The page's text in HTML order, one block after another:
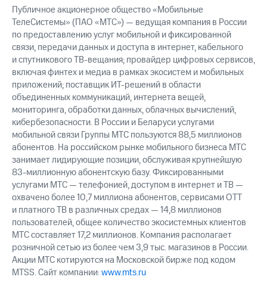
и
аудит
Рынок
акций
Описание
Программа
приобретения
Порядок
выкупа
акций
Дивиденды
Рынок
облигаций
Описание
Еврооблигации-2023
Уведомление
о
погашении
именных
облигаций
Другое
Регистратор
Публичное акционерное общество «Мобильные
ТелеСистемы» (ПАО «МТС») — ведущая компания в России
по предоставлению услуг мобильной и фиксированной
связи, передачи данных и доступа в интернет, кабельного
и спутникового ТВ-вещания; провайдер цифровых сервисов,
включая финтех и медиа в рамках экосистем и мобильных
приложений; поставщик ИТ-решений в области
объединенных коммуникаций, интернета вещей,
мониторинга, обработки данных, облачных вычислений,
кибербезопасности. В России и Беларуси услугами
мобильной связи Группы МТС пользуются 88,5 миллионов
абонентов. На российском рынке мобильного бизнеса МТС
занимает лидирующие позиции, обслуживая крупнейшую
83-миллионную абонентскую базу. Фиксированными
услугами МТС — телефонией, доступом в интернет и ТВ —
охвачено более 10,7 миллиона абонентов, сервисами OTT
и платного ТВ в различных средах — 14,8 миллионов
пользователей, общее количество экосистемных клиентов
МТС составляет 17,2 миллионов. Компания располагает
розничной сетью из более чем 3,9 тыс. магазинов в России.
Акции МТС котируются на Московской бирже под кодом
MTSS. Сайт компании:www.mts.ru